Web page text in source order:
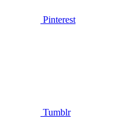
Pinterest
Tumblr